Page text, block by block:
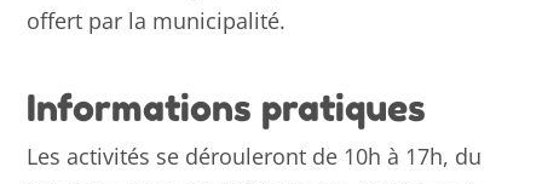
offert par la municipalité.
Informations pratiques
Les activités se dérouleront de 10h à 17h, du